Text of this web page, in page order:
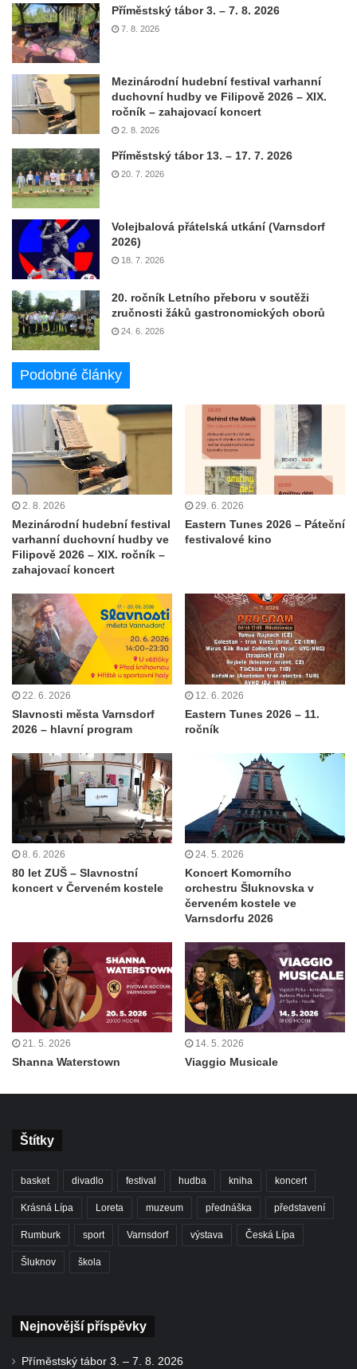
Příměstský tábor 3. – 7. 8. 2026
7. 8. 2026
Mezinárodní hudební festival varhanní
duchovní hudby ve Filipově 2026 – XIX.
ročník – zahajovací koncert
2. 8. 2026
Příměstský tábor 13. – 17. 7. 2026
20. 7. 2026
Volejbalová přátelská utkání (Varnsdorf
2026)
18. 7. 2026
20. ročník Letního přeboru v soutěži
zručnosti žáků gastronomických oborů
24. 6. 2026
Podobné články
2. 8. 2026
Mezinárodní hudební festival
varhanní duchovní hudby ve
Filipově 2026 – XIX. ročník –
zahajovací koncert
29. 6. 2026
Eastern Tunes 2026 – Páteční
festivalové kino
22. 6. 2026
Slavnosti města Varnsdorf
2026 – hlavní program
12. 6. 2026
Eastern Tunes 2026 – 11.
ročník
8. 6. 2026
80 let ZUŠ – Slavnostní
koncert v Červeném kostele
24. 5. 2026
Koncert Komorního
orchestru Šluknovska v
červeném kostele ve
Varnsdorfu 2026
21. 5. 2026
Shanna Waterstown
14. 5. 2026
Viaggio Musicale
Štítky
basket divadlo festival hudba kniha koncert
Krásná Lípa Loreta muzeum přednáška představení
Rumburk sport Varnsdorf výstava Česká Lípa
Šluknov škola
Nejnovější příspěvky
Příměstský tábor 3. – 7. 8. 2026